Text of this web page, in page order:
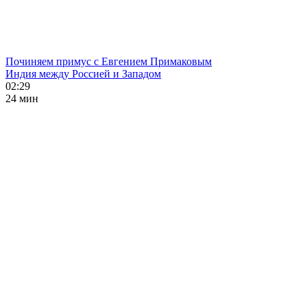
Починяем примус с Евгением Примаковым
Индия между Россией и Западом
02:29
24 мин